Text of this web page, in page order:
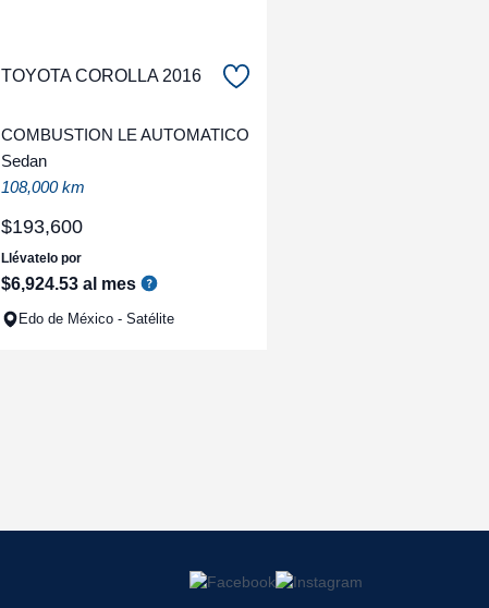
TOYOTA COROLLA 2016
COMBUSTION LE AUTOMATICO
Sedan
108,000 km
$193,600
Llévatelo por
$6,924.53 al mes
Edo de México - Satélite